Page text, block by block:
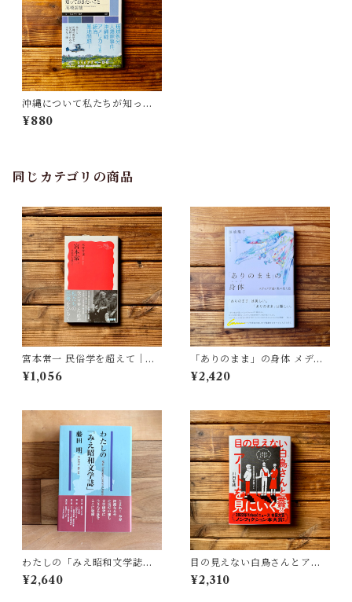
沖縄について私たちが知って
おきたいこと | 高橋 哲哉
¥880
同じカテゴリの商品
宮本常一 民俗学を超えて｜木
村 哲也
¥1,056
「ありのまま」の身体 メディ
アが描く私の見た目 | 藤嶋 陽
子(著)
¥2,420
わたしの「みえ昭和文学誌」 |
藤田 明
¥2,640
目の見えない白鳥さんとアー
トを見にいく | 川内 有緒
¥2,310